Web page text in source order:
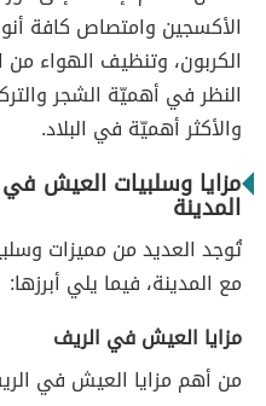
الأكسجين وامتصاص كافة
الكربون، وتنظيف الهواء من
النظر في أهميّة الشجر
والأكثر أهميّة في البلاد.
مزايا وسلبيات العيش في
المدينة
تُوجد العديد من مميزات
مع المدينة، فيما يلي أبرزها:
مزايا العيش في الريف
من أهم مزايا العيش في